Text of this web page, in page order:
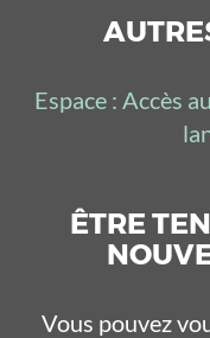
Espace : Accès
ÊTRE
Vous pouvez